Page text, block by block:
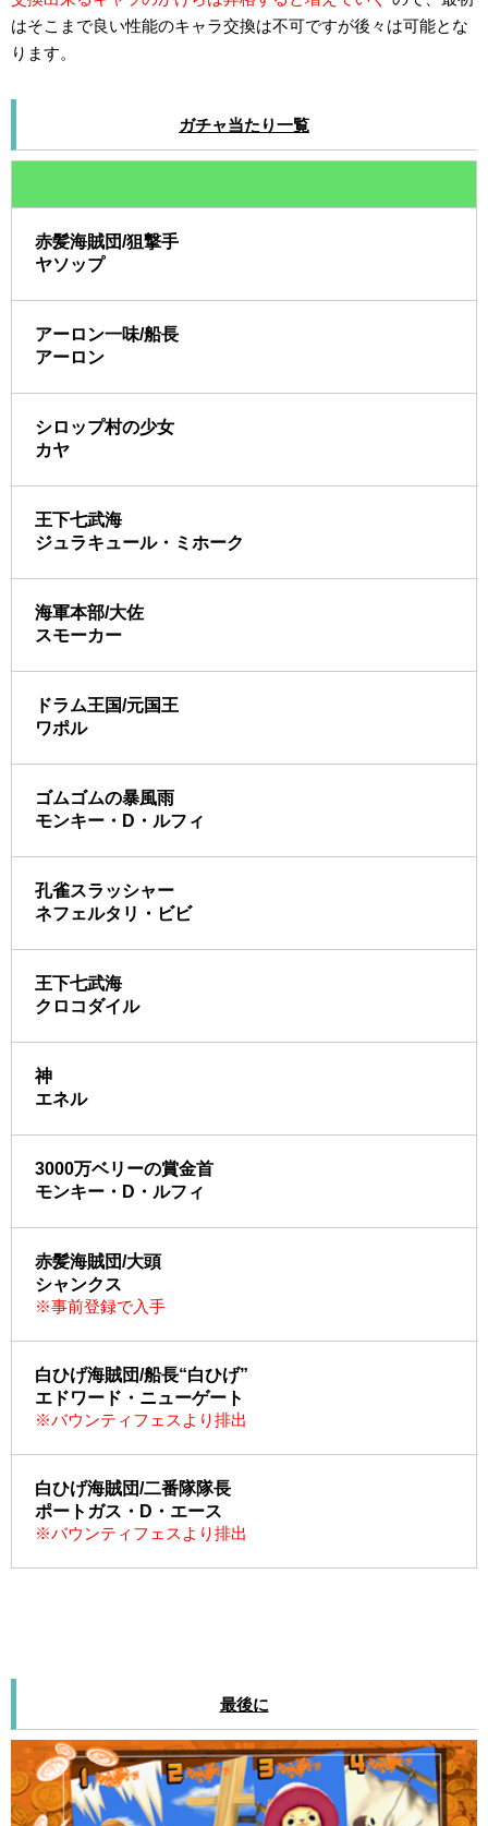
はそこまで良い性能のキャラ交換は不可ですが後々は可能とな
ります。
ガチャ当たり一覧
赤髪海賊団/狙撃手
ヤソップ
アーロン一味/船長
アーロン
シロップ村の少女
カヤ
王下七武海
ジュラキュール・ミホーク
海軍本部/大佐
スモーカー
ドラム王国/元国王
ワポル
ゴムゴムの暴風雨
モンキー・D・ルフィ
孔雀スラッシャー
ネフェルタリ・ビビ
王下七武海
クロコダイル
神
エネル
3000万ベリーの賞金首
モンキー・D・ルフィ
赤髪海賊団/大頭
シャンクス
※事前登録で入手
白ひげ海賊団/船長“白ひげ”
エドワード・ニューゲート
※バウンティフェスより排出
白ひげ海賊団/二番隊隊長
ポートガス・D・エース
※バウンティフェスより排出
最後に